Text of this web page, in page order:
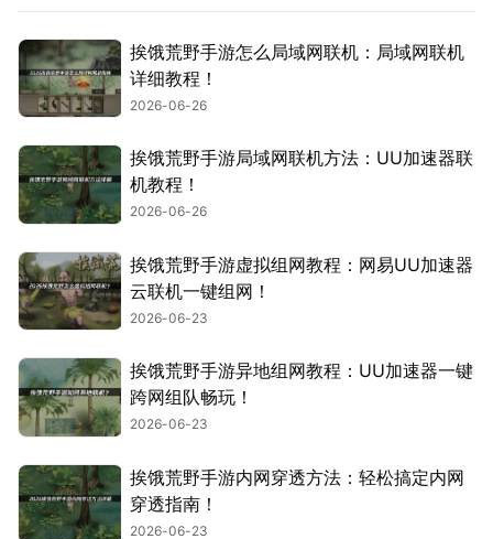
挨饿荒野手游怎么局域网联机：局域网联机
详细教程！
2026-06-26
挨饿荒野手游局域网联机方法：UU加速器联
机教程！
2026-06-26
挨饿荒野手游虚拟组网教程：网易UU加速器
云联机一键组网！
2026-06-23
挨饿荒野手游异地组网教程：UU加速器一键
跨网组队畅玩！
2026-06-23
挨饿荒野手游内网穿透方法：轻松搞定内网
穿透指南！
2026-06-23